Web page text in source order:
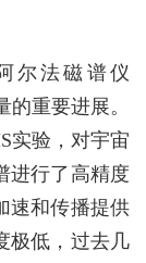
尔法磁谱仪
的重要进展。
实验，对宇宙
进行了高精度
速和传播提供
极低，过去几